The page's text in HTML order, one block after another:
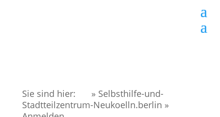
Sie sind hier:
» Selbsthilfe-und-
Stadtteilzentrum-Neukoelln.berlin »